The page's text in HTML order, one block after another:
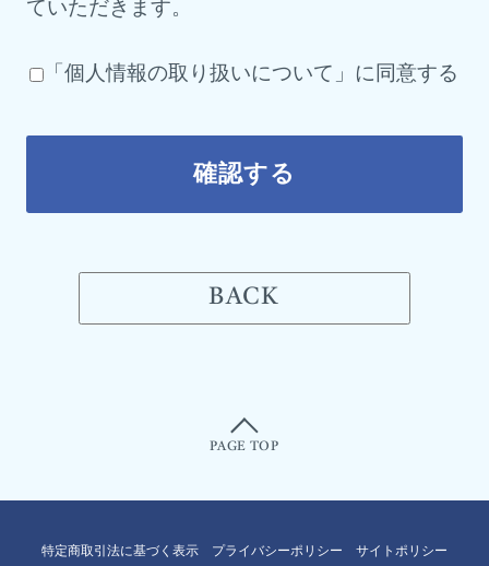
ていただきます。
「個人情報の取り扱いについて」に同意する
確認する
BACK
PAGE TOP
特定商取引法に基づく表示 プライバシーポリシー サイトポリシー